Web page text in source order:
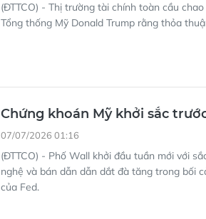
(ĐTTCO) - Thị trường tài chính toàn cầu
Tổng thống Mỹ Donald Trump rằng thỏa
Chứng khoán Mỹ khởi sắc
07/07/2026 01:16
(ĐTTCO) - Phố Wall khởi đầu tuần mới với
nghệ và bán dẫn dẫn dắt đà tăng trong bối
của Fed.